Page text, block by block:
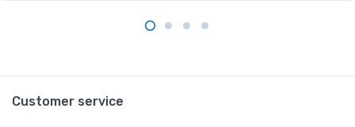
Customer service